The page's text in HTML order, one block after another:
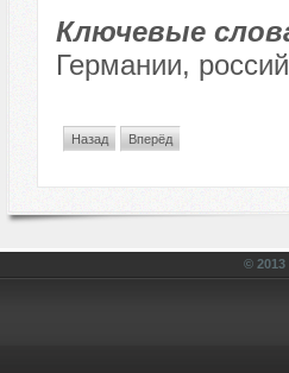
Ключевые
Германии,
Назад Вперёд
©